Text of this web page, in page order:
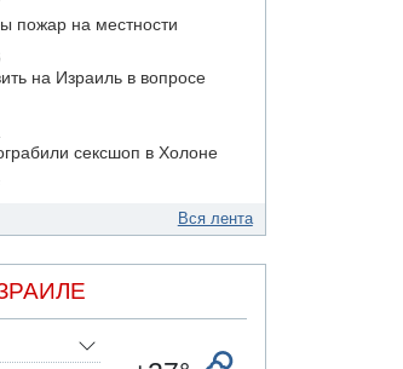
пожар на местности
на Израиль в вопросе
сексшоп в Холоне
российский НПЗ
"Хец"
Вся лента